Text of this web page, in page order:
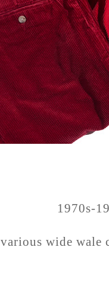
1970s-
various wide wale